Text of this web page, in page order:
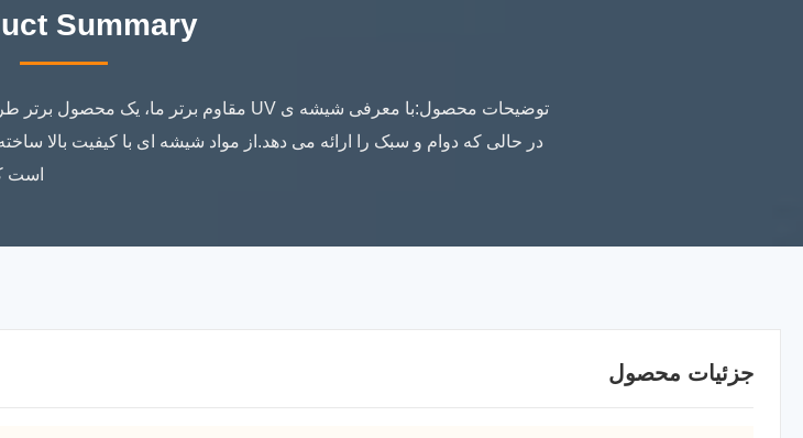
Summary
در حالی که دوام و سبک را ارائه می دهد.از مواد شیشه ای با کیفیت بالا
است
جزئیات محصول